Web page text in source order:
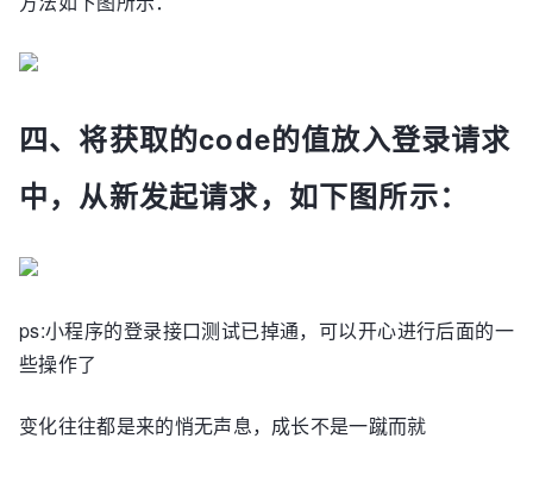
四、将获取的code的值放入登录请求
中，从新发起请求，如下图所示：
ps:小程序的登录接口测试已掉通，可以开心进行后面的一
些操作了
变化往往都是来的悄无声息，成长不是一蹴而就